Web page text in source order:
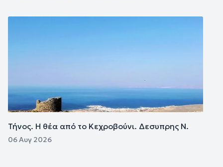
Τήνος. Η θέα από το Κεχροβούνι. Δεσυπρης Ν.
06 Αυγ 2026